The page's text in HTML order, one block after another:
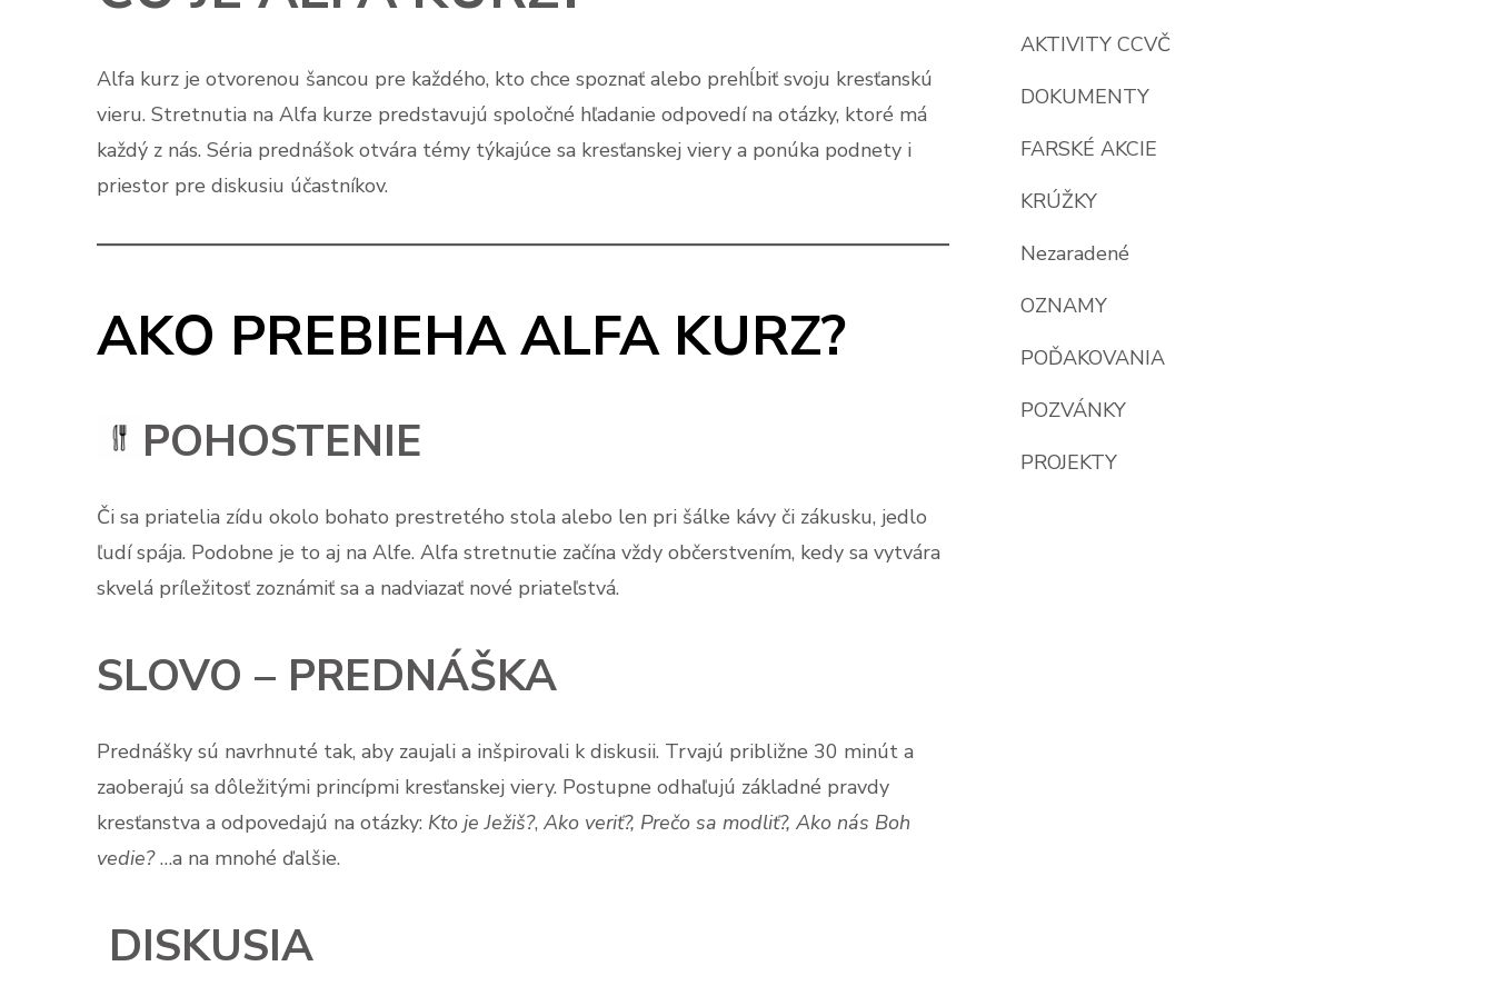
Alfa kurz je otvorenou šancou pre každého, kto chce spoznať alebo prehĺbiť svoju kresťanskú
vieru. Stretnutia na Alfa kurze predstavujú spoločné hľadanie odpovedí na otázky, ktoré má
každý z nás. Séria prednášok otvára témy týkajúce sa kresťanskej viery a ponúka podnety i
priestor pre diskusiu účastníkov.
AKO PREBIEHA ALFA KURZ?
POHOSTENIE
Či sa priatelia zídu okolo bohato prestretého stola alebo len pri šálke kávy či zákusku, jedlo
ľudí spája. Podobne je to aj na Alfe. Alfa stretnutie začína vždy občerstvením, kedy sa vytvára
skvelá príležitosť zoznámiť sa a nadviazať nové priateľstvá.
SLOVO – PREDNÁŠKA
Prednášky sú navrhnuté tak, aby zaujali a inšpirovali k diskusii. Trvajú približne 30 minút a
zaoberajú sa dôležitými princípmi kresťanskej viery. Postupne odhaľujú základné pravdy
kresťanstva a odpovedajú na otázky: Kto je Ježiš?, Ako veriť?, Prečo sa modliť?, Ako nás Boh
vedie?…a na mnohé ďalšie.
DISKUSIA
AKTIVITY CCVČ
DOKUMENTY
FARSKÉ AKCIE
KRÚŽKY
Nezaradené
OZNAMY
POĎAKOVANIA
POZVÁNKY
PROJEKTY